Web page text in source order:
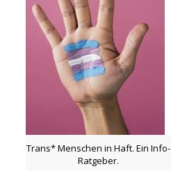
Trans* Menschen in Haft. Ein Info-
Ratgeber.